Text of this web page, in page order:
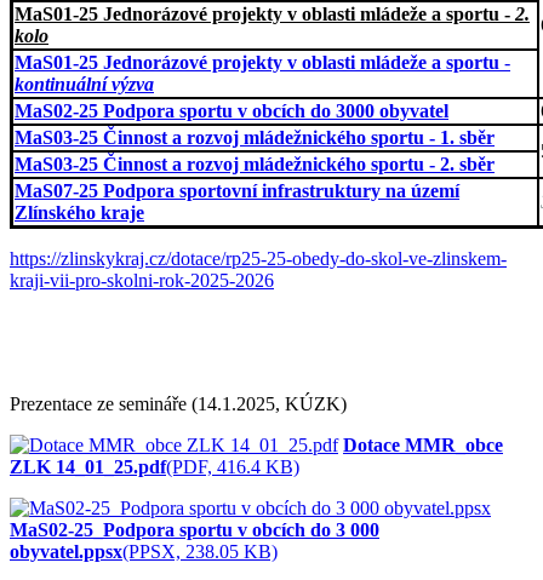
MaS01-25 Jednorázové projekty v oblasti mládeže a sportu - 2.
kolo
MaS01-25 Jednorázové projekty v oblasti mládeže a sportu -
kontinuální výzva
MaS02-25 Podpora sportu v obcích do 3000 obyvatel
MaS03-25 Činnost a rozvoj mládežnického sportu - 1. sběr
MaS03-25 Činnost a rozvoj mládežnického sportu - 2. sběr
MaS07-25 Podpora sportovní infrastruktury na území
Zlínského kraje
https://zlinskykraj.cz/dotace/rp25-25-obedy-do-skol-ve-zlinskem-
kraji-vii-pro-skolni-rok-2025-2026
Prezentace ze semináře (14.1.2025, KÚZK)
Dotace MMR_obce
ZLK 14_01_25.pdf(PDF, 416.4 KB)
MaS02-25_Podpora sportu v obcích do 3 000
obyvatel.ppsx(PPSX, 238.05 KB)